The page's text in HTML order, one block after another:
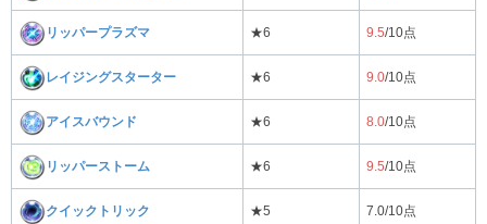
リッパープラズマ ★6 9.5/10点
レイジングスターター ★6 9.0/10点
アイスバウンド ★6 8.0/10点
リッパーストーム ★6 9.5/10点
クイックトリック ★5 7.0/10点